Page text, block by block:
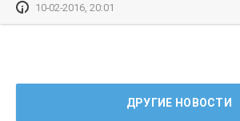
10-02-2016, 20:01
ДРУГИЕ НОВОСТИ